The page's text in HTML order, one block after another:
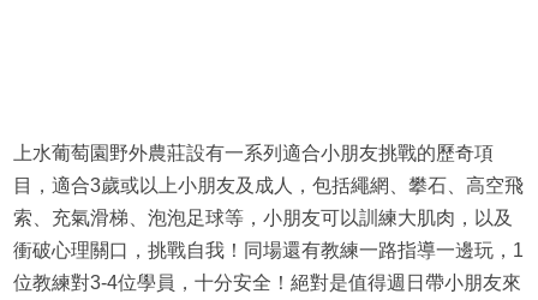
上水葡萄園野外農莊設有一系列適合小朋友挑戰的歷奇項
目，適合3歲或以上小朋友及成人，包括繩網、攀石、高空飛
索、充氣滑梯、泡泡足球等，小朋友可以訓練大肌肉，以及
衝破心理關口，挑戰自我！同場還有教練一路指導一邊玩，1
位教練對3-4位學員，十分安全！絕對是值得週日帶小朋友來